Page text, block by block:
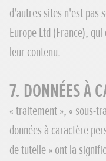
d'autres sites n'est pas
Europe Ltd (France),
leur contenu.
7. DONNÉES À
« traitement », « sous-
données à caractère
de tutelle » ont la